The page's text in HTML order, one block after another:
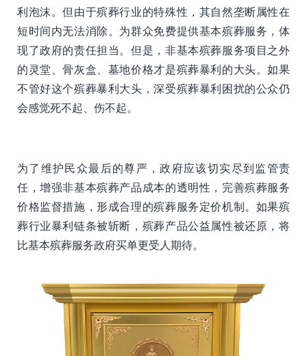
利泡沫。但由于殡葬行业的特殊性，其自然垄断属性在
短时间内无法消除。为群众免费提供基本殡葬服务，体
现了政府的责任担当。但是，非基本殡葬服务项目之外
的灵堂、骨灰盒、墓地价格才是殡葬暴利的大头。如果
不管好这个殡葬暴利大头，深受殡葬暴利困扰的公众仍
会感觉死不起、伤不起。
为了维护民众最后的尊严，政府应该切实尽到监管责
任，增强非基本殡葬产品成本的透明性，完善殡葬服务
价格监督措施，形成合理的殡葬服务定价机制。如果殡
葬行业暴利链条被斩断，殡葬产品公益属性被还原，将
比基本殡葬服务政府买单更受人期待。